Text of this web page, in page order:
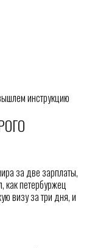
инструкцию
за две зарплаты,
петербуржец
визу за три дня, и